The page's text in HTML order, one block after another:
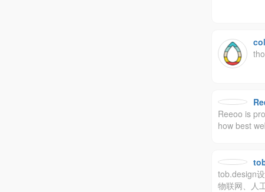
Reeoo is
how best
tob.design
物联网、人